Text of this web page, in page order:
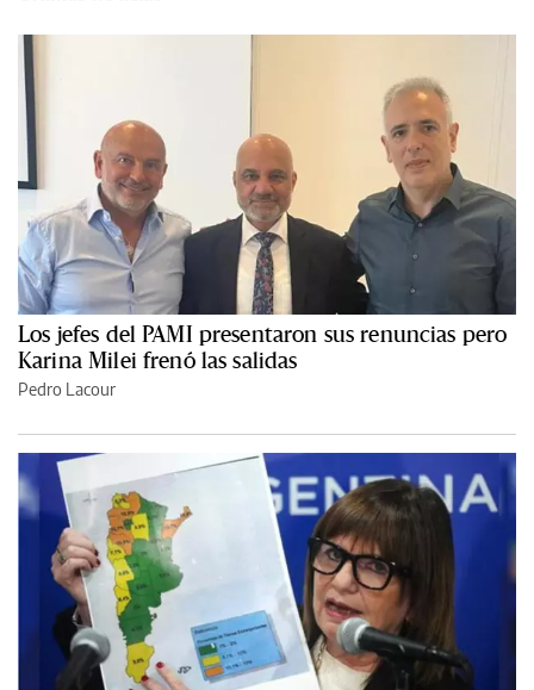
Los jefes del PAMI presentaron sus renuncias pero
Karina Milei frenó las salidas
Pedro Lacour